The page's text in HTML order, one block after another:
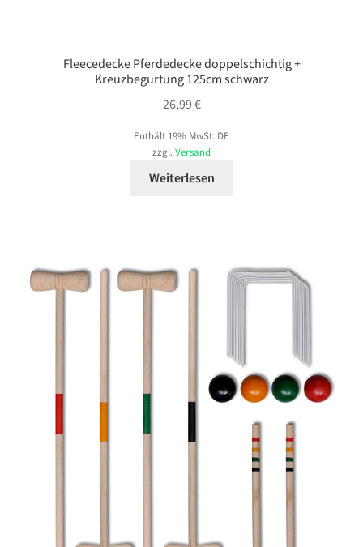
Fleecedecke Pferdedecke doppelschichtig +
Kreuzbegurtung 125cm schwarz
26,99 €
Enthält 19% MwSt. DE
zzgl. Versand
Weiterlesen